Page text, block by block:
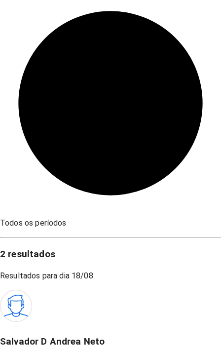
Todos os períodos
2 resultados
Resultados para dia 18/08
Salvador D Andrea Neto